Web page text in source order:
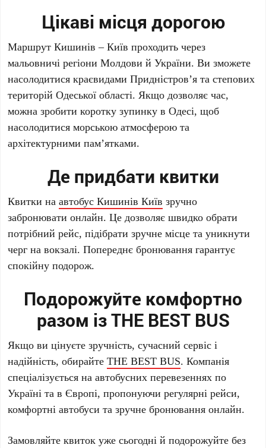
Цікаві місця дорогою
Маршрут Кишинів – Київ проходить через
мальовничі регіони Молдови й України. Ви зможете
насолодитися краєвидами Придністров’я та степових
територій Одеської області. Якщо дозволяє час,
можна зробити коротку зупинку в Одесі, щоб
насолодитися морською атмосферою та
архітектурними пам’ятками.
Де придбати квитки
Квитки наавтобус Кишинів Київ зручно
забронювати онлайн. Це дозволяє швидко обрати
потрібний рейс, підібрати зручне місце та уникнути
черг на вокзалі. Попереднє бронювання гарантує
спокійну подорож.
Подорожуйте комфортно
разом із THE BEST BUS
Якщо ви цінуєте зручність, сучасний сервіс і
надійність, обирайтеTHE BEST BUS. Компанія
спеціалізується на автобусних перевезеннях по
Україні та в Європі, пропонуючи регулярні рейси,
комфортні автобуси та зручне бронювання онлайн.
Замовляйте квиток уже сьогодні й подорожуйте без